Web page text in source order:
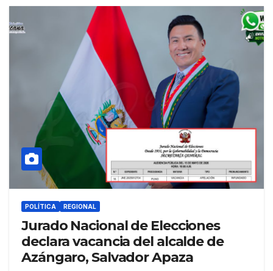
POLÍTICA REGIONAL
Jurado Nacional de Elecciones
declara vacancia del alcalde de
Azángaro, Salvador Apaza